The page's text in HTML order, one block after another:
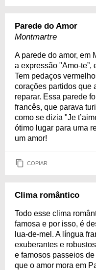
Parede do Amor
Montmartre
A parede do amor, em
a expressão "Amo-te”,
Tem pedaços
corações partidos que
reparar. Essa parede
francês, que parava
como se dizia "Je
ótimo lugar para uma
um amor!
COPIAR
Clima romântico
Todo esse clima
famosa e por isso, é
lua-de-mel. A língua
exuberantes e
e famosos passeios
que o amor mora em